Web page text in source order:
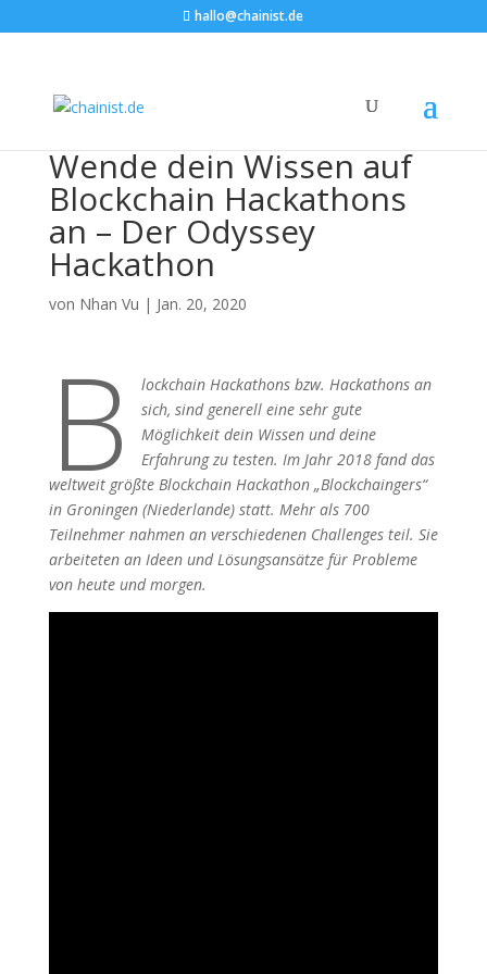
hallo@chainist.de
Wende dein Wissen auf
Blockchain Hackathons
an – Der Odyssey
Hackathon
von Nhan Vu | Jan. 20, 2020
B
lockchain Hackathons bzw. Hackathons an
sich, sind generell eine sehr gute
Möglichkeit dein Wissen und deine
Erfahrung zu testen. Im Jahr 2018 fand das
weltweit größte Blockchain Hackathon „Blockchaingers“
in Groningen (Niederlande) statt. Mehr als 700
Teilnehmer nahmen an verschiedenen Challenges teil. Sie
arbeiteten an Ideen und Lösungsansätze für Probleme
von heute und morgen.